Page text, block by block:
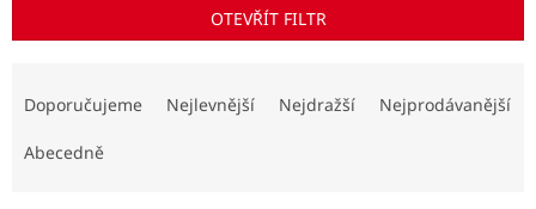
OTEVŘÍT FILTR
Doporučujeme Nejlevnější Nejdražší Nejprodávanější
Abecedně